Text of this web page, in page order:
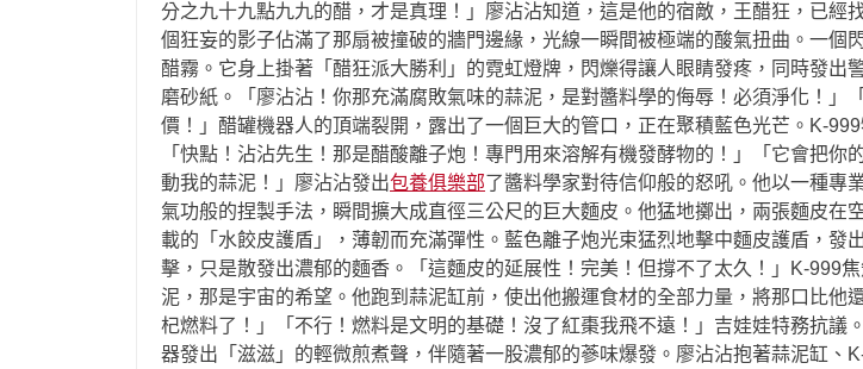
分之九十九點九九的醋，才是真理！」廖沾沾知道，這是他的宿敵，王醋狂，已
個狂妄的影子佔滿了那扇被撞破的牆門邊緣，光線一瞬間被極端的酸氣扭曲。一
醋霧。它身上掛著「醋狂派大勝利」的霓虹燈牌，閃爍得讓人眼睛發疼，同時發
磨砂紙。「廖沾沾！你那充滿腐敗氣味的蒜泥，是對醬料學的侮辱！必須淨化！
價！」醋罐機器人的頂端裂開，露出了一個巨大的管口，正在聚積藍色光芒。K-
「快點！沾沾先生！那是醋酸離子炮！專門用來溶解有機發酵物的！」「它會把
動我的蒜泥！」廖沾沾發出包養俱樂部了醬料學家對待信仰般的怒吼。他以一種專
氣功般的捏製手法，瞬間擴大成直徑三公尺的巨大麵皮。他猛地擲出，兩張麵皮
載的「水餃皮護盾」，薄韌而充滿彈性。藍色離子炮光束猛烈地擊中麵皮護盾，
擊，只是散發出濃郁的麵香。「這麵皮的延展性！完美！但撐不了太久！」K-999
泥，那是宇宙的希望。他跑到蒜泥缸前，使出他搬運食材的全部力量，將那口比
杞燃料了！」「不行！燃料是文明的基礎！沒了紅棗我飛不遠！」吉娃娃特務抗
器發出「滋滋」的輕微煎煮聲，伴隨著一股濃郁的蔘味爆發。廖沾沾抱著蒜泥缸